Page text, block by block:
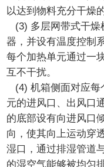
以达到物料充分干燥
(3) 多层网带式干燥
器，并设有温度控制
每个加热单元通过一
互不干扰。
(4) 机箱侧面对应每
元的进风口、出风口
的底部设有向进风口
向，使其向上运动穿
湿口，通过排湿管道
的湿空气能够被均匀